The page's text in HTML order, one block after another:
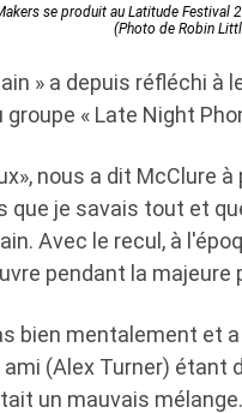
se produit au Latitude
(Photo de Robin
» a depuis réfléchi
« Late Night
nous a dit McClure
que je savais tout et
Avec le recul, à
pendant la majeure
bien mentalement et
(Alex Turner) étant
un mauvais